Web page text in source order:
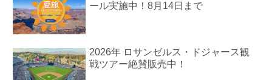
ール実施中！8月14日まで
2026年 ロサンゼルス・ドジャース観
戦ツアー絶賛販売中！